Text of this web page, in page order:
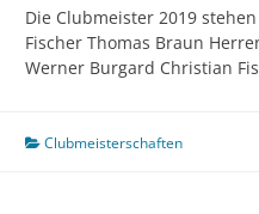
Die Clubmeister 2019
Fischer Thomas Braun
Werner Burgard Christian
Clubmeisterschaften